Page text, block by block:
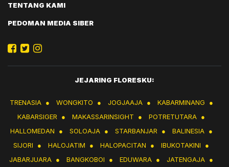
TENTANG KAMI
PEDOMAN MEDIA SIBER
JEJARING FLORESKU:
TRENASIA ● WONGKITO ● JOGJAAJA ● KABARMINANG
●
KABARSIGER
● MAKASSARINSIGHT ● POTRETUTARA ●
HALLOMEDAN
● SOLOAJA ● STARBANJAR ● BALINESIA ●
SIJORI
● HALOJATIM ● HALOPACITAN ● IBUKOTAKINI
●
JABARJUARA ● BANGKOBOI ● EDUWARA ● JATENGAJA ●